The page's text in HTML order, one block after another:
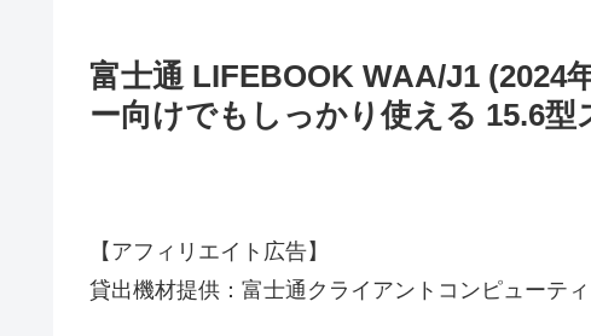
富士通 LIFEBOOK WAA/J1 (2024
ー向けでもしっかり使える 15.6
【アフィリエイト広告】
貸出機材提供：富士通クライアントコンピューテ